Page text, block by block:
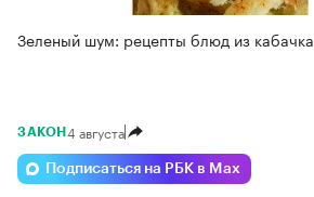
Зеленый шум: рецепты блюд из кабачка
ЗАКОН 4 августа
Подписаться на РБК в Max